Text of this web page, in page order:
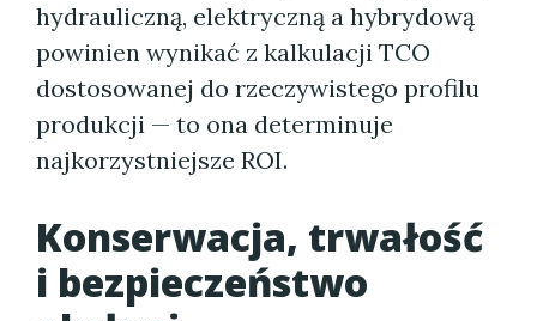
hydrauliczną, elektryczną a hybrydową
powinien wynikać z kalkulacji TCO
dostosowanej do rzeczywistego profilu
produkcji — to ona determinuje
najkorzystniejsze ROI.
Konserwacja, trwałość
i bezpieczeństwo